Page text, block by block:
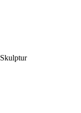
Skulptur